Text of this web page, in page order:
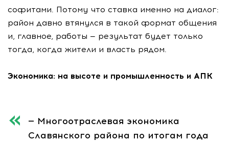
софитами. Потому что ставка именно на диалог:
район давно втянулся в такой формат общения
и, главное, работы — результат будет только
тогда, когда жители и власть рядом.
Экономика: на высоте и промышленность и АПК
— Многоотраслевая экономика
Славянского района по итогам года